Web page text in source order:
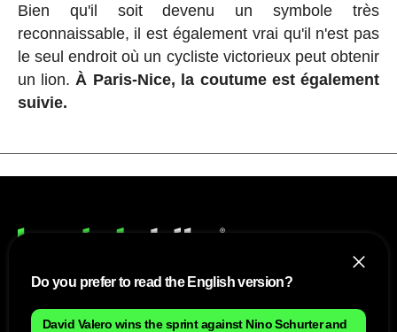
Bien qu'il soit devenu un symbole très
reconnaissable, il est également vrai qu'il n'est pas
le seul endroit où un cycliste victorieux peut obtenir
un lion. À Paris-Nice, la coutume est également
suivie.
NOUS
Do you prefer to read the English version?
David Valero wins the sprint against Nino Schurter and